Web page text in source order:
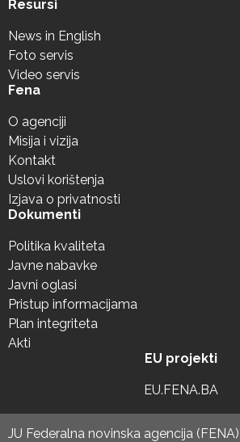
Resursi
News in English
Foto servis
Video servis
Fena
O agenciji
Misija i vizija
Kontakt
Uslovi korištenja
Izjava o privatnosti
Dokumenti
Politika kvaliteta
Javne nabavke
Javni oglasi
Pristup informacijama
Plan integriteta
Akti
EU projekti
EU.FENA.BA
JU Federalna novinska agencija